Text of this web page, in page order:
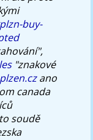
buy-
"znakové
ano
canada
soudě